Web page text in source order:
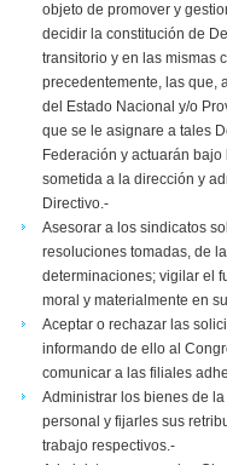
objeto de promover y
decidir la constitución de
transitorio y en las mismas
precedentemente, las que,
del Estado Nacional y/o
que se le asignare a tales
Federación y actuarán
sometida a la dirección y
Directivo.-
Asesorar a los sindicatos
resoluciones tomadas, de
determinaciones; vigilar el
moral y materialmente en
Aceptar o rechazar las
informando de ello al
comunicar a las filiales
Administrar los bienes de
personal y fijarles sus
trabajo respectivos.-